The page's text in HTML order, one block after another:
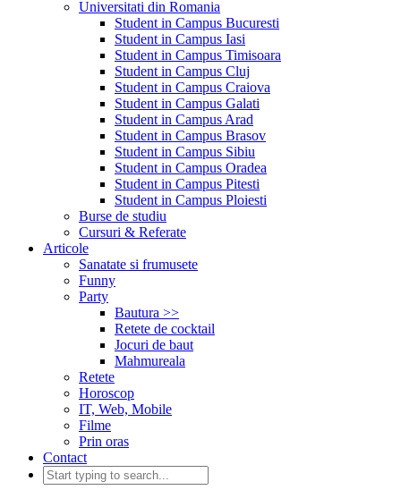
Universitati din Romania
Student in Campus Bucuresti
Student in Campus Iasi
Student in Campus Timisoara
Student in Campus Cluj
Student in Campus Craiova
Student in Campus Galati
Student in Campus Arad
Student in Campus Brasov
Student in Campus Sibiu
Student in Campus Oradea
Student in Campus Pitesti
Student in Campus Ploiesti
Burse de studiu
Cursuri & Referate
Articole
Sanatate si frumusete
Funny
Party
Bautura >>
Retete de cocktail
Jocuri de baut
Mahmureala
Retete
Horoscop
IT, Web, Mobile
Filme
Prin oras
Contact